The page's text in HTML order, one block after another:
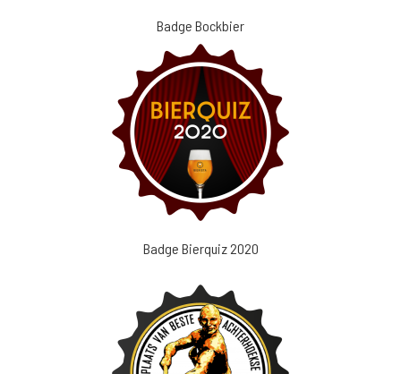
Badge Bockbier
Badge Bierquiz 2020